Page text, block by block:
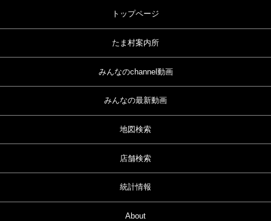
トップページ
たま村案内所
みんなのchannel動画
みんなの最新動画
地図検索
店舗検索
統計情報
About